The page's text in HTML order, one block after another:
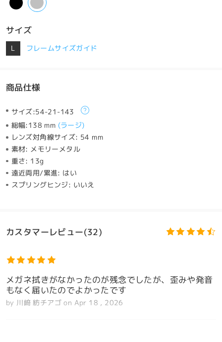
サイズ
L フレームサイズガイド
商品仕様
サイズ:54-21-143
総幅:138 mm (ラージ)
レンズ対角線サイズ: 54 mm
素材: メモリーメタル
重さ: 13g
遠近両用/累進: はい
スプリングヒンジ: いいえ
カスタマーレビュー(32)
メガネ拭きがなかったのが残念でしたが、歪みや発音
もなく届いたのでよかったです
by 川﨑 紡チアゴ on Apr 18 , 2026